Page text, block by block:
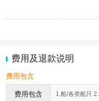
费用及退款说明
费用包含
费用包含 1.船/各类船只